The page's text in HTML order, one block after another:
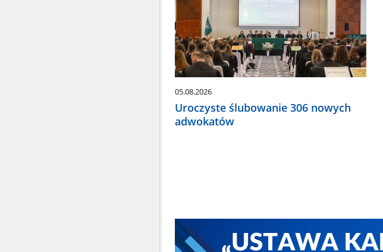
05.08.2026
Uroczyste ślubowanie 306 nowych
adwokatów